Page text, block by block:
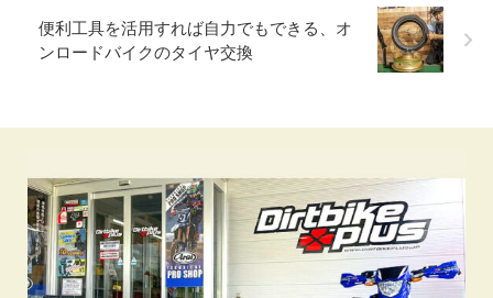
便利工具を活用すれば自力でもできる、オ
ンロードバイクのタイヤ交換